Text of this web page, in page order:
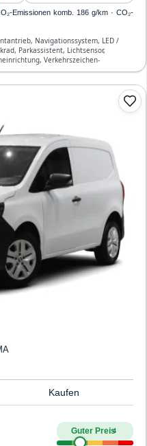
Emissionen komb. 186 g/km · CO₂-
Navigationssystem, LED /
Parkassistent, Lichtsensor,
Verkehrszeichen-
Kaufen
Guter Preis4